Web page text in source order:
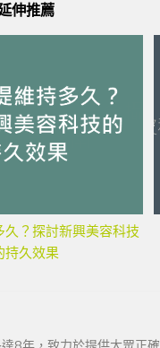
伸推薦
久？探討新興美容科技
持久效果